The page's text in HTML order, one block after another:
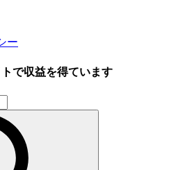
ー
で収益を得ています